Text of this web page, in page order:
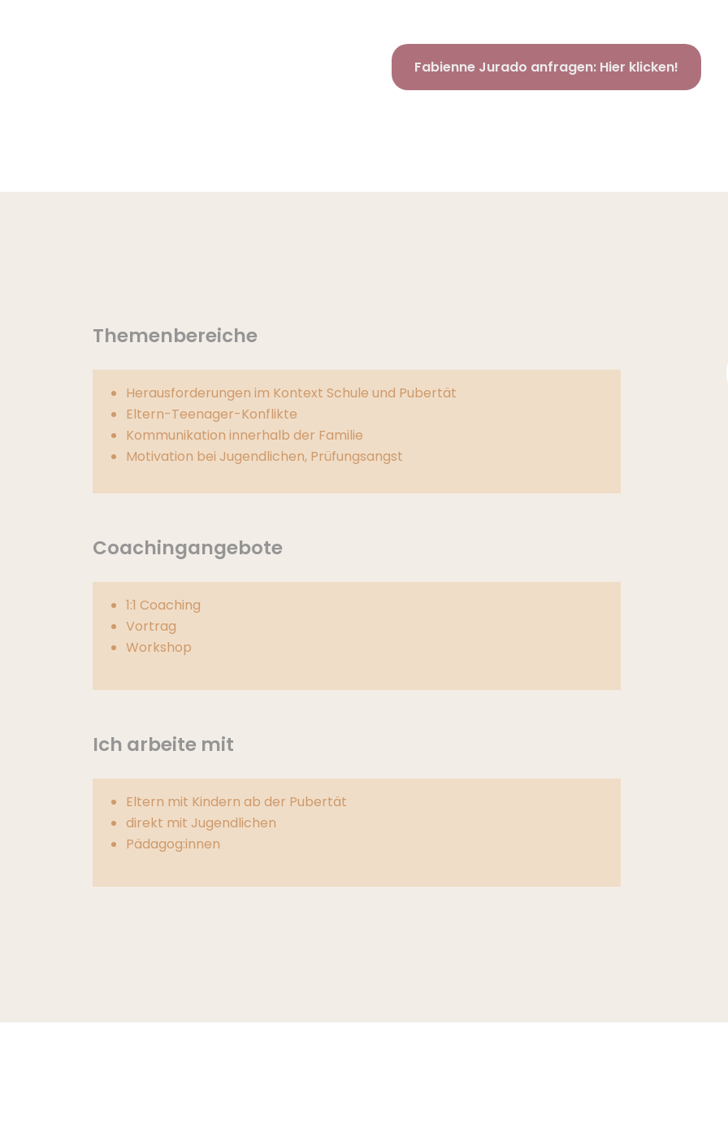
Fabienne Jurado anfragen: Hier klicken!
Themenbereiche
Herausforderungen im Kontext Schule und Pubertät
Eltern-Teenager-Konflikte
Kommunikation innerhalb der Familie
Motivation bei Jugendlichen, Prüfungsangst
Coachingangebote
1:1 Coaching
Vortrag
Workshop
Ich arbeite mit
Eltern mit Kindern ab der Pubertät
direkt mit Jugendlichen
Pädagog:innen